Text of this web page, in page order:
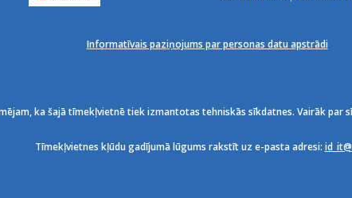
Informatīvais paziņojums par personas datu apstrādi
ka šajā tīmekļvietnē tiek izmantotas tehniskās sīkdatnes. Vairāk par
Tīmekļvietnes kļūdu gadījumā lūgums rakstīt uz e-pasta adresi: